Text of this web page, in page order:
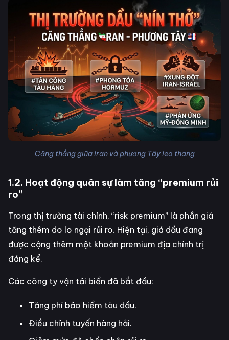
Căng thẳng giữa Iran và phương Tây leo thang
1.2. Hoạt động quân sự làm tăng “premium rủi
ro”
Trong thị trường tài chính, “risk premium” là phần giá
tăng thêm do lo ngại rủi ro. Hiện tại, giá dầu đang
được cộng thêm một khoản premium địa chính trị
đáng kể.
Các công ty vận tải biển đã bắt đầu:
Tăng phí bảo hiểm tàu dầu.
Điều chỉnh tuyến hàng hải.